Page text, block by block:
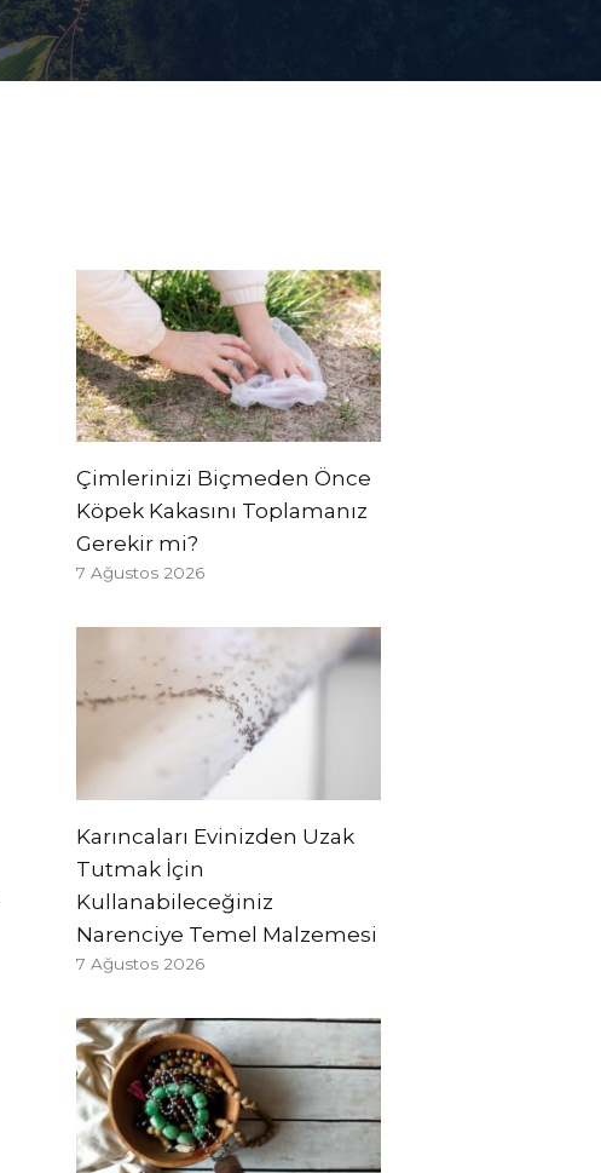
Çimlerinizi Biçmeden Önce
Köpek Kakasını Toplamanız
Gerekir mi?
7 Ağustos 2026
Karıncaları Evinizden Uzak
Tutmak İçin
Kullanabileceğiniz
Narenciye Temel Malzemesi
7 Ağustos 2026